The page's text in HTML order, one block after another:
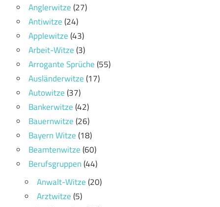
Anglerwitze(27)
Antiwitze(24)
Applewitze(43)
Arbeit-Witze(3)
Arrogante Sprüche(55)
Ausländerwitze(17)
Autowitze(37)
Bankerwitze(42)
Bauernwitze(26)
Bayern Witze(18)
Beamtenwitze(60)
Berufsgruppen(44)
Anwalt-Witze(20)
Arztwitze(5)